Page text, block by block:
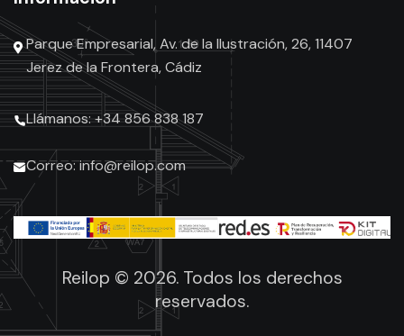
Parque Empresarial, Av. de la Ilustración, 26, 11407
Jerez de la Frontera, Cádiz
Llámanos: +34 856 838 187
Correo: info@reilop.com
Reilop © 2026. Todos los derechos
reservados.